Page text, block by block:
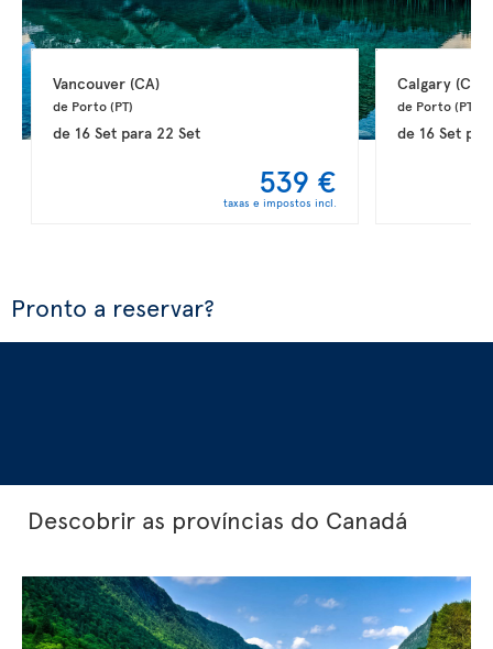
Vancouver (CA)
de Porto (PT)
de 16 Setpara 22 Set
539 €
taxas e impostos incl.
Calgary (CA)
de Porto (PT)
de 16 Set
Pronto a reservar?
Descobrir as províncias do Canadá